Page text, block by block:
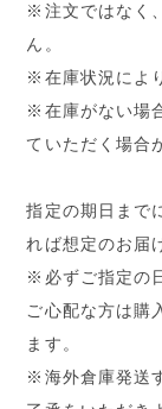
※注文ではなく
ん。
※在庫状況によ
※在庫がない場
ていただく場合
指定の期日まで
れば想定のお届
※必ずご指定の
ご心配な方は購
ます。
※海外倉庫発送